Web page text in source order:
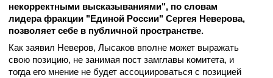
некорректными высказываниями", по словам
лидера фракции "Единой России" Сергея Неверова,
позволяет себе в публичной пространстве.
Как заявил Неверов, Лысаков вполне может выражать
свою позицию, не занимая пост замглавы комитета, и
тогда его мнение не будет ассоциироваться с позицией